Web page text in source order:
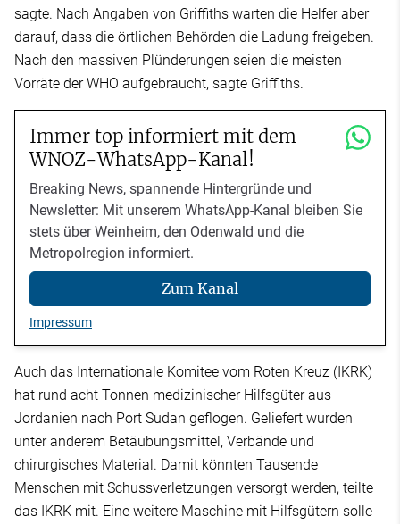
sagte. Nach Angaben von Griffiths warten die Helfer aber
darauf, dass die örtlichen Behörden die Ladung freigeben.
Nach den massiven Plünderungen seien die meisten
Vorräte der WHO aufgebraucht, sagte Griffiths.
Immer top informiert mit dem
WNOZ-WhatsApp-Kanal!
Breaking News, spannende Hintergründe und
Newsletter: Mit unserem WhatsApp-Kanal bleiben Sie
stets über Weinheim, den Odenwald und die
Metropolregion informiert.
Zum Kanal
Impressum
Auch das Internationale Komitee vom Roten Kreuz (IKRK)
hat rund acht Tonnen medizinischer Hilfsgüter aus
Jordanien nach Port Sudan geflogen. Geliefert wurden
unter anderem Betäubungsmittel, Verbände und
chirurgisches Material. Damit könnten Tausende
Menschen mit Schussverletzungen versorgt werden, teilte
das IKRK mit. Eine weitere Maschine mit Hilfsgütern solle